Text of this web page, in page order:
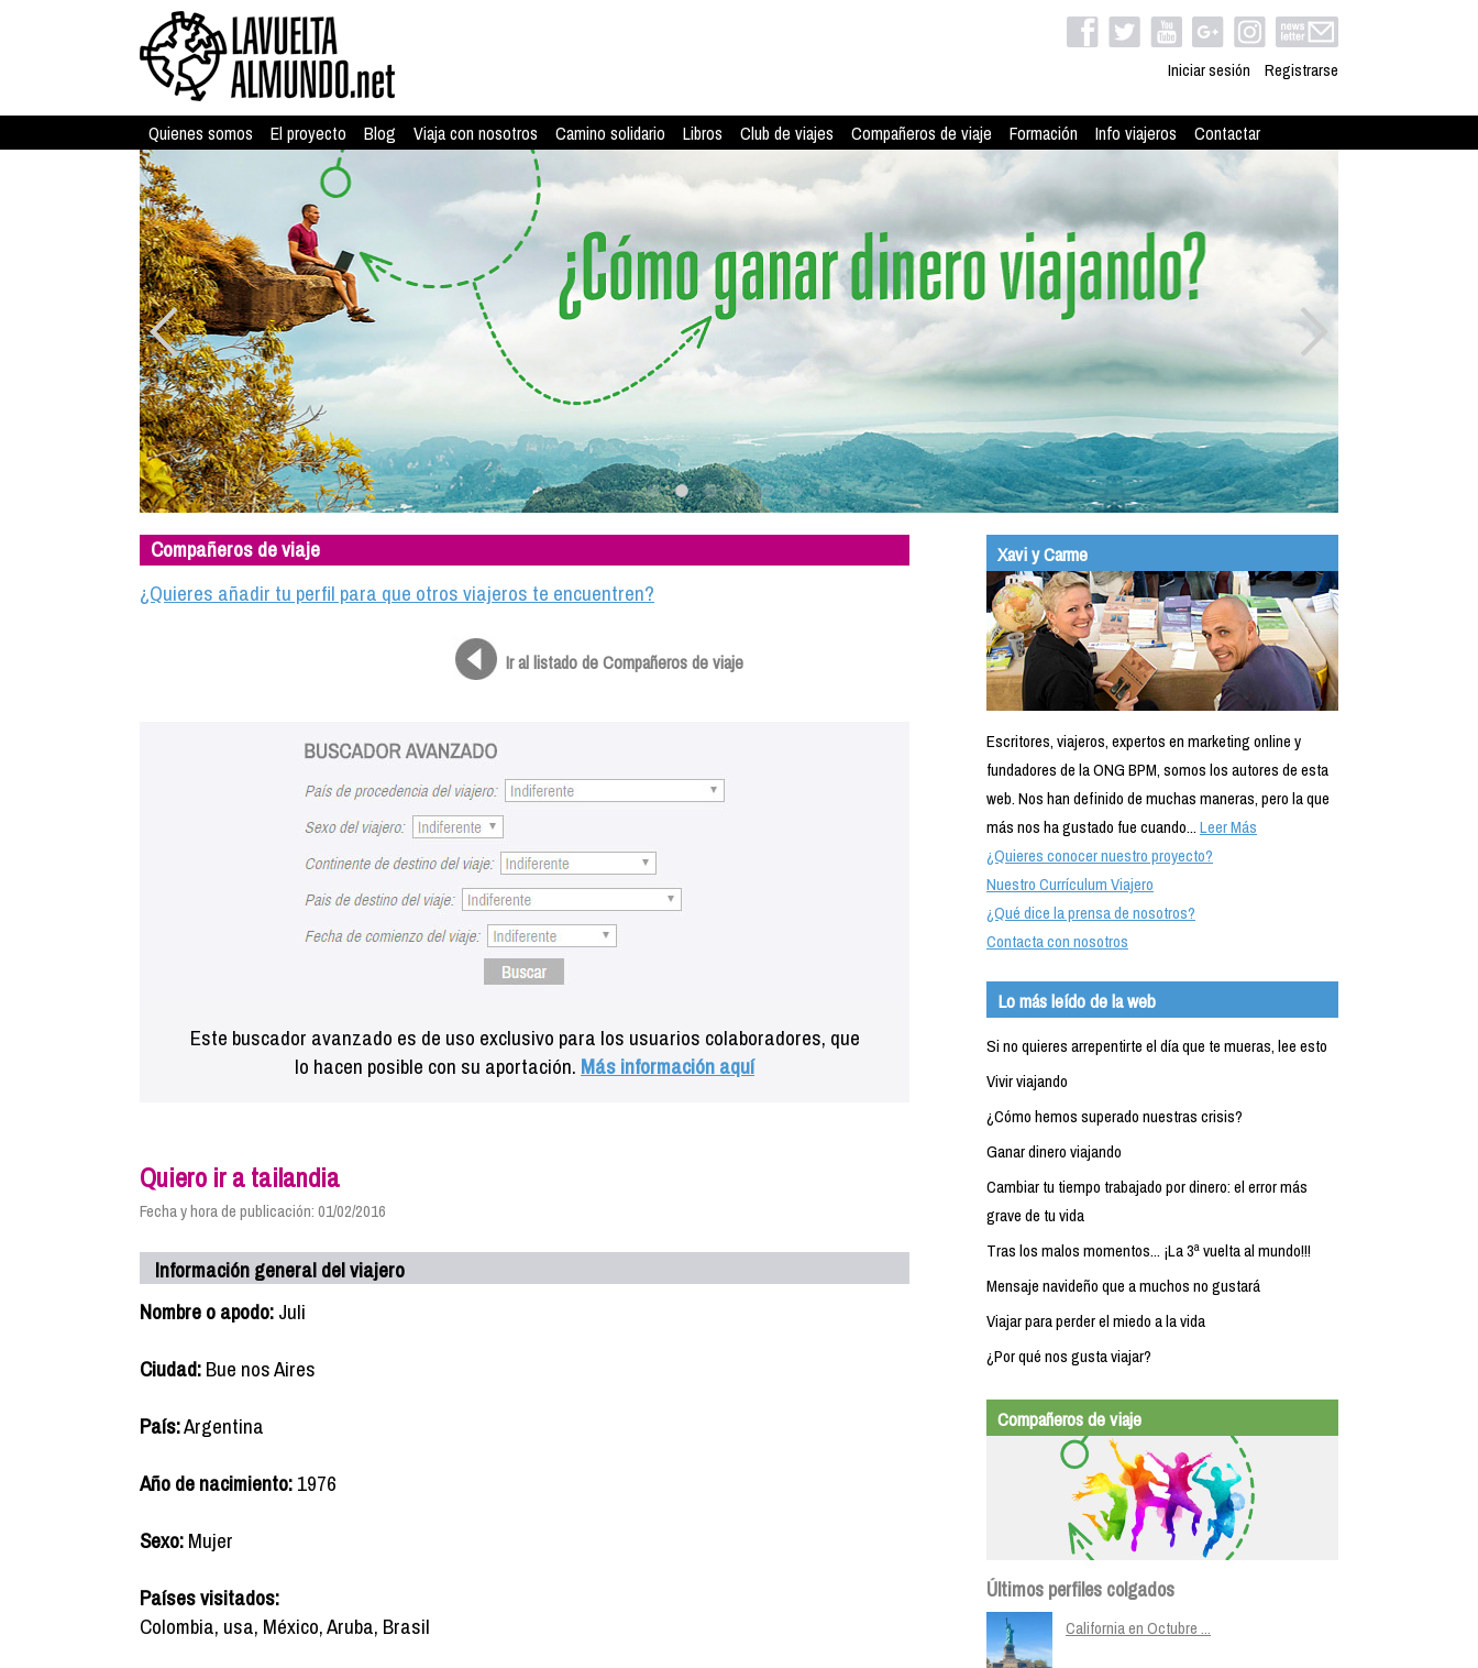
Iniciar sesión Registrarse
Quienes somos El proyecto Blog Viaja con nosotros Camino solidario Libros Club de viajes Compañeros de viaje Formación Info viajeros Contactar
Compañeros de viaje
¿Quieres añadir tu perfil para que otros viajeros te encuentren?
Ir al listado de Compañeros de viaje
Este buscador avanzado es de uso exclusivo para los usuarios colaboradores, que
lo hacen posible con su aportación. Más información aquí
Quiero ir a tailandia
Fecha y hora de publicación: 01/02/2016
Información general del viajero
Nombre o apodo:Juli
Ciudad:Bue nos Aires
País:Argentina
Año de nacimiento:1976
Sexo:Mujer
Países visitados:
Colombia, usa, México, Aruba, Brasil
Xavi y Carme
Escritores, viajeros, expertos en marketing online y
fundadores de la ONG BPM, somos los autores de esta
web. Nos han definido de muchas maneras, pero la que
más nos ha gustado fue cuando...Leer Más
¿Quieres conocer nuestro proyecto?
Nuestro Currículum Viajero
¿Qué dice la prensa de nosotros?
Contacta con nosotros
Lo más leído de la web
Si no quieres arrepentirte el día que te mueras, lee esto
Vivir viajando
¿Cómo hemos superado nuestras crisis?
Ganar dinero viajando
Cambiar tu tiempo trabajado por dinero: el error más
grave de tu vida
Tras los malos momentos... ¡La 3ª vuelta al mundo!!!
Mensaje navideño que a muchos no gustará
Viajar para perder el miedo a la vida
¿Por qué nos gusta viajar?
Compañeros de viaje
Últimos perfiles colgados
California en Octubre ...